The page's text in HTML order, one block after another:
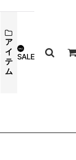
ア
イ
テ
ム
SALE